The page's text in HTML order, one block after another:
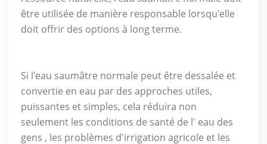
être utilisée de manière responsable lorsqu'elle
doit offrir des options à long terme.
Si l'eau saumâtre normale peut être dessalée et
convertie en eau par des approches utiles,
puissantes et simples, cela réduira non
seulement les conditions de santé de l' eau des
gens , les problèmes d'irrigation agricole et les